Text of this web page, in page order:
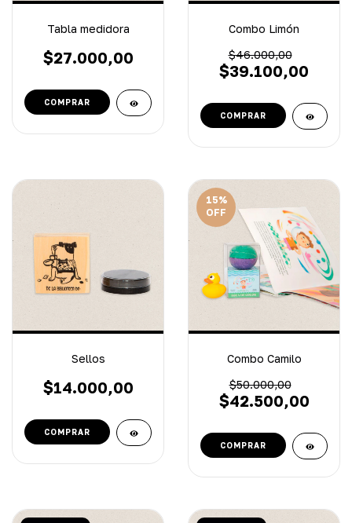
Tabla medidora
$27.000,00
Combo Limón
$46.000,00
$39.100,00
Sellos
$14.000,00
15%
OFF
Combo Camilo
$50.000,00
$42.500,00